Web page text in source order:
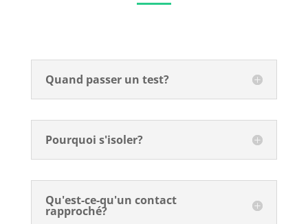
Quand passer un test?
Pourquoi s'isoler?
Qu'est-ce-qu'un contact
rapproché?